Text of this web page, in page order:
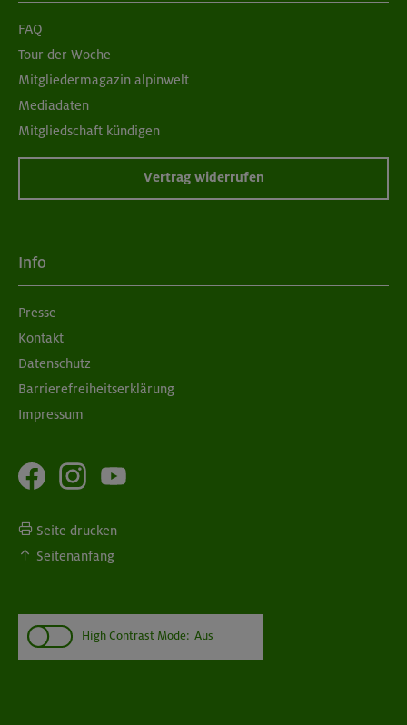
FAQ
Tour der Woche
Mitgliedermagazin alpinwelt
Mediadaten
Mitgliedschaft kündigen
Vertrag widerrufen
Info
Presse
Kontakt
Datenschutz
Barrierefreiheitserklärung
Impressum
Seite drucken
Seitenanfang
High Contrast Mode: Aus